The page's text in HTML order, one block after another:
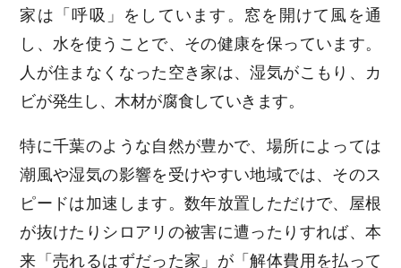
家は「呼吸」をしています。窓を開けて風を通
し、水を使うことで、その健康を保っています。
人が住まなくなった空き家は、湿気がこもり、カ
ビが発生し、木材が腐食していきます。
特に千葉のような自然が豊かで、場所によっては
潮風や湿気の影響を受けやすい地域では、そのス
ピードは加速します。数年放置しただけで、屋根
が抜けたりシロアリの被害に遭ったりすれば、本
来「売れるはずだった家」が「解体費用を払って